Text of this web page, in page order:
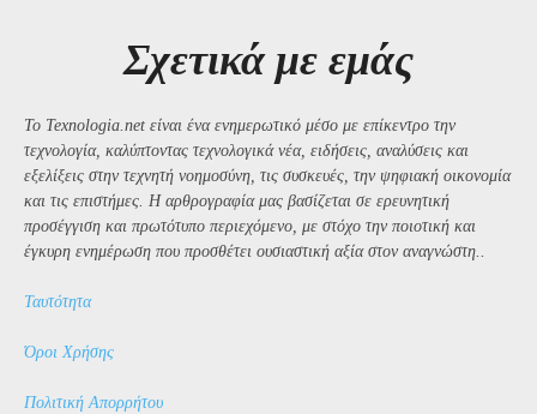
Σχετικά με εμάς
Το Texnologia.net είναι ένα ενημερωτικό μέσο με επίκεντρο την
τεχνολογία, καλύπτοντας τεχνολογικά νέα, ειδήσεις, αναλύσεις και
εξελίξεις στην τεχνητή νοημοσύνη, τις συσκευές, την ψηφιακή οικονομία
και τις επιστήμες. Η αρθρογραφία μας βασίζεται σε ερευνητική
προσέγγιση και πρωτότυπο περιεχόμενο, με στόχο την ποιοτική και
έγκυρη ενημέρωση που προσθέτει ουσιαστική αξία στον αναγνώστη..
Ταυτότητα
Όροι Χρήσης
Πολιτική Απορρήτου